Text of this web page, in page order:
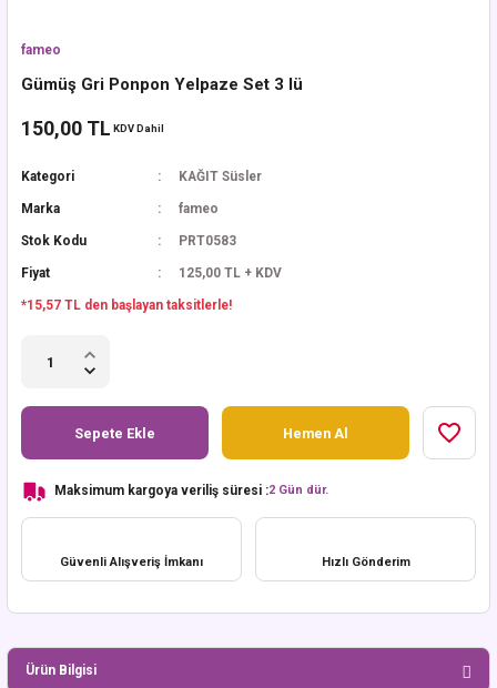
fameo
Gümüş Gri Ponpon Yelpaze Set 3 lü
150,00 TL KDV Dahil
Kategori KAĞIT Süsler
Marka fameo
Stok Kodu PRT0583
Fiyat 125,00 TL + KDV
*15,57 TL den başlayan taksitlerle!
Sepete Ekle Hemen Al
Maksimum kargoya veriliş süresi :2 Gün dür.
Güvenli Alışveriş İmkanı Hızlı Gönderim
Ürün Bilgisi